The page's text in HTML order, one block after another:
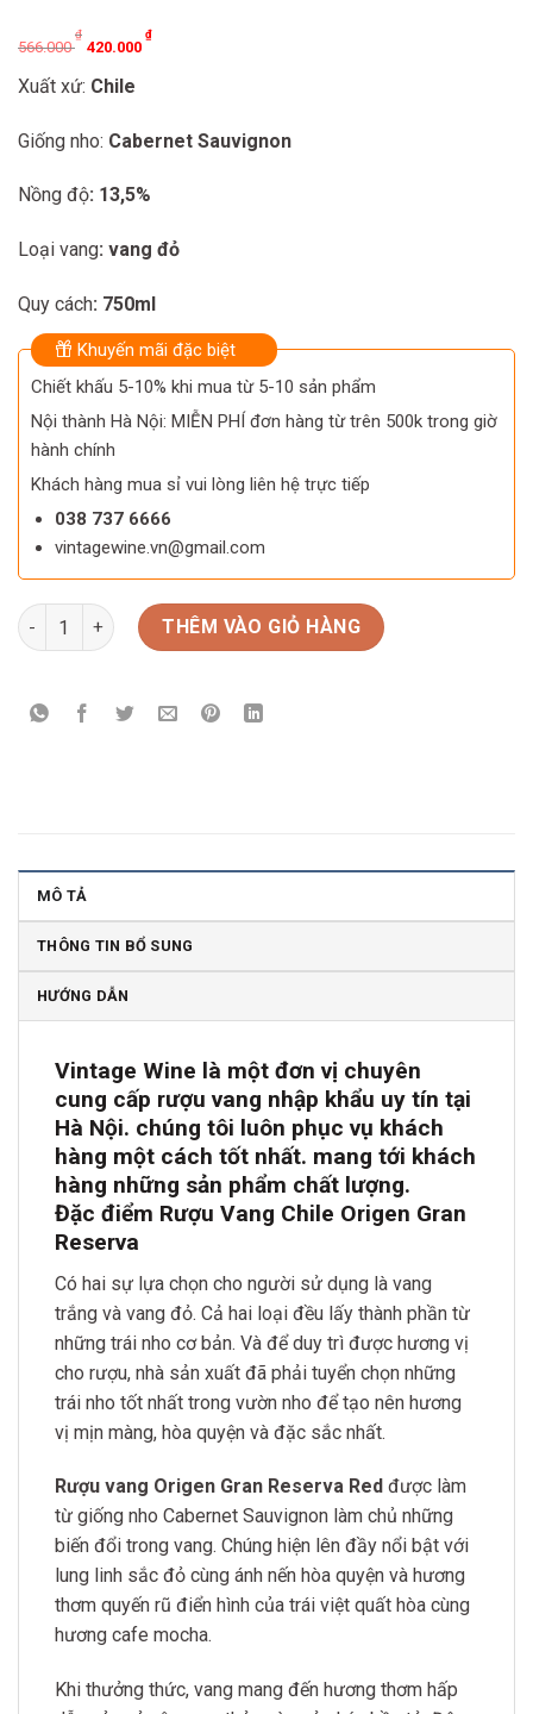
566.000
₫
Original
price
was:
566.000 ₫.
420.000
₫
Current
price
is:
420.000 ₫.
Xuất xứ: Chile
Giống nho: Cabernet Sauvignon
Nồng độ: 13,5%
Loại vang: vang đỏ
Quy cách: 750ml
Khuyến mãi đặc biệt
Chiết khấu 5-10% khi mua từ 5-10 sản phẩm
Nội thành Hà Nội: MIỄN PHÍ đơn hàng từ trên 500k trong giờ
hành chính
Khách hàng mua sỉ vui lòng liên hệ trực tiếp
038 737 6666
vintagewine.vn@gmail.com
Rượu Vang Chile Origen Gran Reserva số lượng
THÊM VÀO GIỎ HÀNG
MÔ TẢ
THÔNG TIN BỔ SUNG
HƯỚNG DẪN
Vintage Wine là một đơn vị chuyên
cung cấp rượu vang nhập khẩu uy tín tại
Hà Nội. chúng tôi luôn phục vụ khách
hàng một cách tốt nhất. mang tới khách
hàng những sản phẩm chất lượng.
Đặc điểm Rượu Vang Chile Origen Gran
Reserva
Có hai sự lựa chọn cho người sử dụng là vang
trắng và vang đỏ. Cả hai loại đều lấy thành phần từ
những trái nho cơ bản. Và để duy trì được hương vị
cho rượu, nhà sản xuất đã phải tuyển chọn những
trái nho tốt nhất trong vườn nho để tạo nên hương
vị mịn màng, hòa quyện và đặc sắc nhất.
Rượu vang Origen Gran Reserva Red được làm
từ giống nho Cabernet Sauvignon làm chủ những
biến đổi trong vang. Chúng hiện lên đầy nổi bật với
lung linh sắc đỏ cùng ánh nến hòa quyện và hương
thơm quyến rũ điển hình của trái việt quất hòa cùng
hương cafe mocha.
Khi thưởng thức, vang mang đến hương thơm hấp